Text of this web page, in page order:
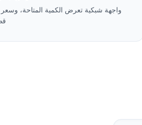
واجهة شبكية تعرض الكمية المتاحة،